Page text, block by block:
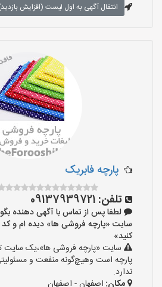
انتقال آگهی به اول لیست (افزایش
پارچه فابریک
تلفن: 09137939721
لطفا پس از تماس با آگهی دهنده
کنید»
سایت «پارچه فروشی ها»،یک سایت
پارچه است وهیچ‌گونه منفعت و
ندارد.
مکان: اصفهان - اصفهان